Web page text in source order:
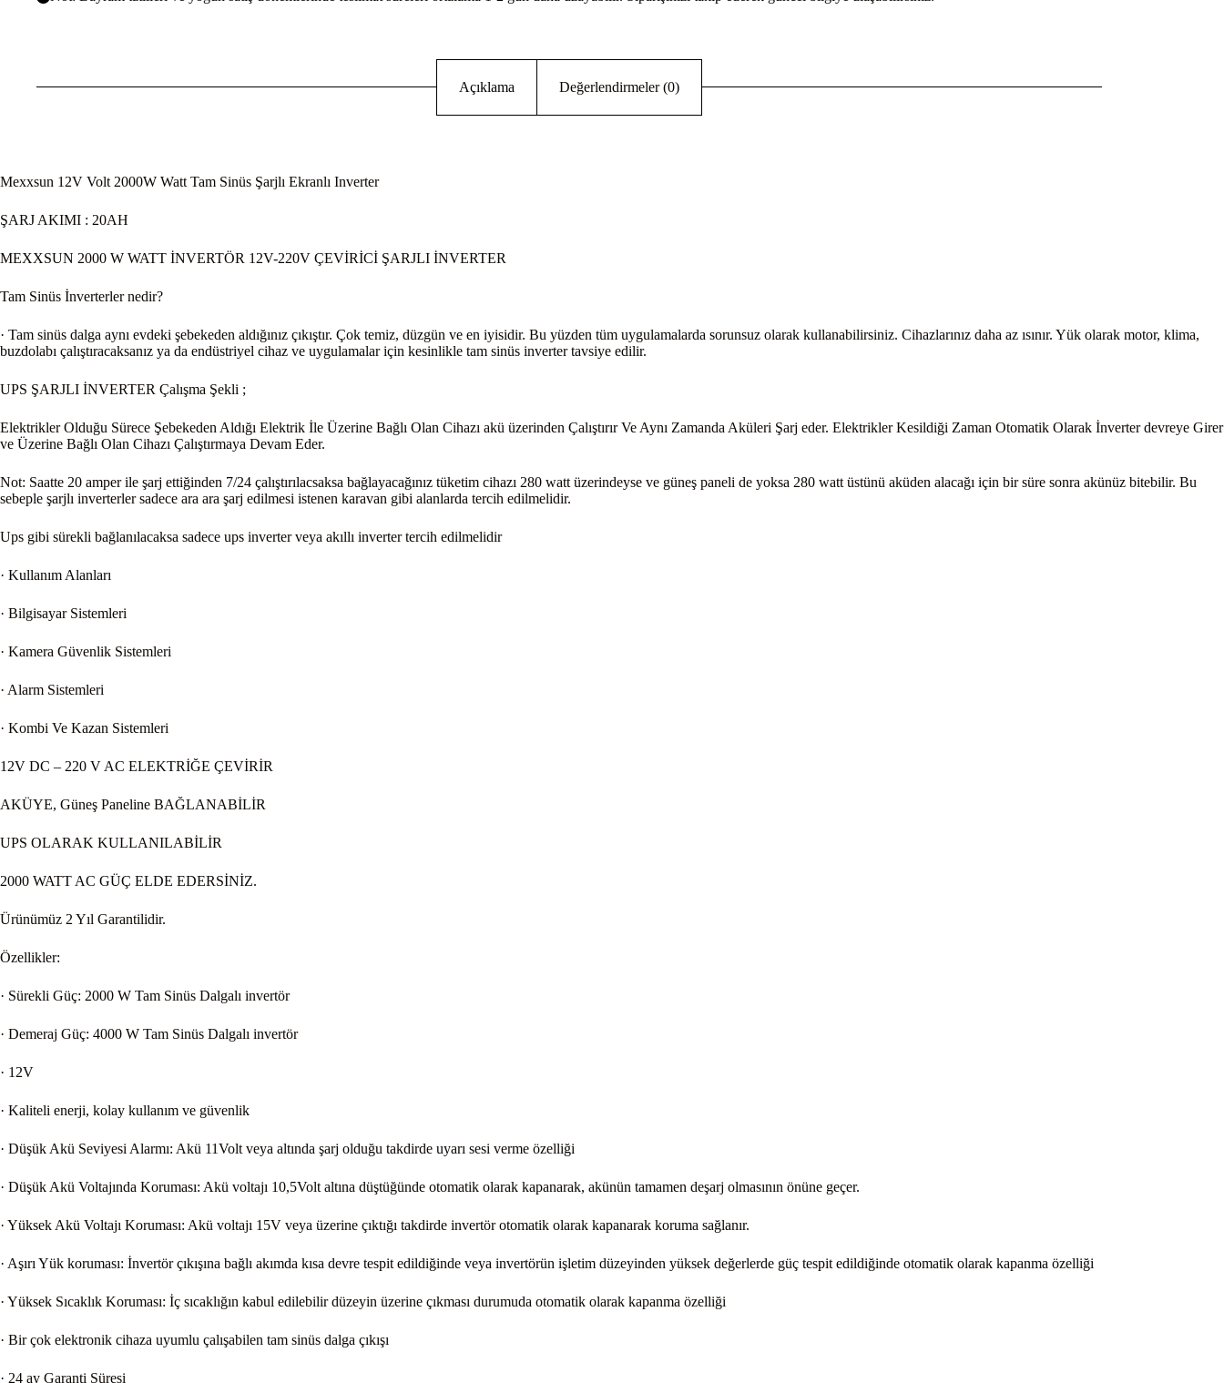
Açıklama Değerlendirmeler (0)
Mexxsun 12V Volt 2000W Watt Tam Sinüs Şarjlı Ekranlı Inverter
ŞARJ AKIMI : 20AH
MEXXSUN 2000 W WATT İNVERTÖR 12V-220V ÇEVİRİCİ ŞARJLI İNVERTER
Tam Sinüs İnverterler nedir?
· Tam sinüs dalga aynı evdeki şebekeden aldığınız çıkıştır. Çok temiz, düzgün ve en iyisidir. Bu yüzden tüm uygulamalarda sorunsuz olarak kullanabilirsiniz. Cihazlarınız daha az ısınır. Yük olarak motor, klima,
buzdolabı çalıştıracaksanız ya da endüstriyel cihaz ve uygulamalar için kesinlikle tam sinüs inverter tavsiye edilir.
UPS ŞARJLI İNVERTER Çalışma Şekli ;
Elektrikler Olduğu Sürece Şebekeden Aldığı Elektrik İle Üzerine Bağlı Olan Cihazı akü üzerinden Çalıştırır Ve Aynı Zamanda Aküleri Şarj eder. Elektrikler Kesildiği Zaman Otomatik Olarak İnverter devreye Girer
ve Üzerine Bağlı Olan Cihazı Çalıştırmaya Devam Eder.
Not: Saatte 20 amper ile şarj ettiğinden 7/24 çalıştırılacsaksa bağlayacağınız tüketim cihazı 280 watt üzerindeyse ve güneş paneli de yoksa 280 watt üstünü aküden alacağı için bir süre sonra akünüz bitebilir. Bu
sebeple şarjlı inverterler sadece ara ara şarj edilmesi istenen karavan gibi alanlarda tercih edilmelidir.
Ups gibi sürekli bağlanılacaksa sadece ups inverter veya akıllı inverter tercih edilmelidir
· Kullanım Alanları
· Bilgisayar Sistemleri
· Kamera Güvenlik Sistemleri
· Alarm Sistemleri
· Kombi Ve Kazan Sistemleri
12V DC – 220 V AC ELEKTRİĞE ÇEVİRİR
AKÜYE, Güneş Paneline BAĞLANABİLİR
UPS OLARAK KULLANILABİLİR
2000 WATT AC GÜÇ ELDE EDERSİNİZ.
Ürünümüz 2 Yıl Garantilidir.
Özellikler:
· Sürekli Güç: 2000 W Tam Sinüs Dalgalı invertör
· Demeraj Güç: 4000 W Tam Sinüs Dalgalı invertör
· 12V
· Kaliteli enerji, kolay kullanım ve güvenlik
· Düşük Akü Seviyesi Alarmı: Akü 11Volt veya altında şarj olduğu takdirde uyarı sesi verme özelliği
· Düşük Akü Voltajında Koruması: Akü voltajı 10,5Volt altına düştüğünde otomatik olarak kapanarak, akünün tamamen deşarj olmasının önüne geçer.
· Yüksek Akü Voltajı Koruması: Akü voltajı 15V veya üzerine çıktığı takdirde invertör otomatik olarak kapanarak koruma sağlanır.
· Aşırı Yük koruması: İnvertör çıkışına bağlı akımda kısa devre tespit edildiğinde veya invertörün işletim düzeyinden yüksek değerlerde güç tespit edildiğinde otomatik olarak kapanma özelliği
· Yüksek Sıcaklık Koruması: İç sıcaklığın kabul edilebilir düzeyin üzerine çıkması durumuda otomatik olarak kapanma özelliği
· Bir çok elektronik cihaza uyumlu çalışabilen tam sinüs dalga çıkışı
· 24 ay Garanti Süresi